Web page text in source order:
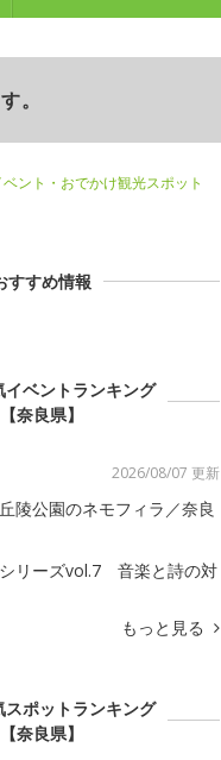
。
ント・おでかけ観光スポット
すすめ情報
イベントランキング
【奈良県】
2026/08/07 更新
陵公園のネモフィラ／奈良
リーズvol.7 音楽と詩の対
もっと見る
スポットランキング
【奈良県】